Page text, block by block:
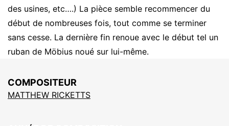
des usines, etc….) La pièce semble recommencer du
début de nombreuses fois, tout comme se terminer
sans cesse. La dernière fin renoue avec le début tel un
ruban de Möbius noué sur lui-même.
COMPOSITEUR
MATTHEW RICKETTS